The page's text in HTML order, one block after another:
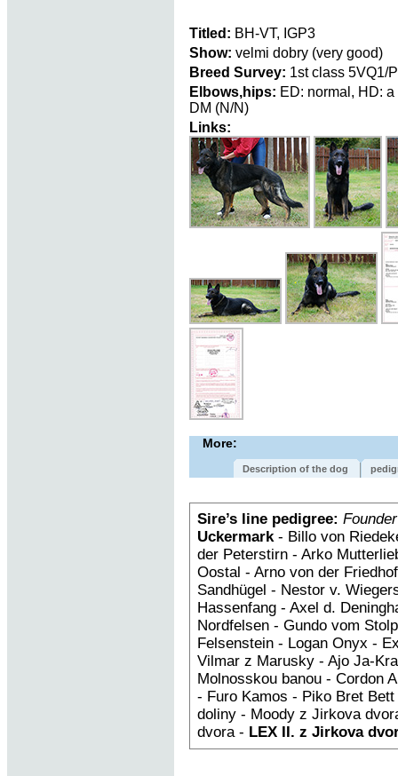
Titled: BH-VT, IGP3
Show: velmi dobry (very good)
Breed Survey: 1st class 5VQ1/P
Elbows,hips: ED: normal, HD:
DM (N/N)
Links:
More:
Description of the dog
Sire’s line pedigree: Founder
Uckermark- Billo von
der Peterstirn - Arko
Oostal - Arno von der
Sandhügel - Nestor v.
Hassenfang - Axel d.
Nordfelsen - Gundo vom
Felsenstein - Logan Onyx -
Vilmar z Marusky - Ajo Ja-
Molnosskou banou - Cordon
- Furo Kamos - Piko Bret
doliny - Moody z Jirkova
dvora - LEX II. z Jirkova